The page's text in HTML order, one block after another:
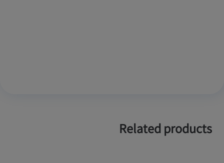
Related products